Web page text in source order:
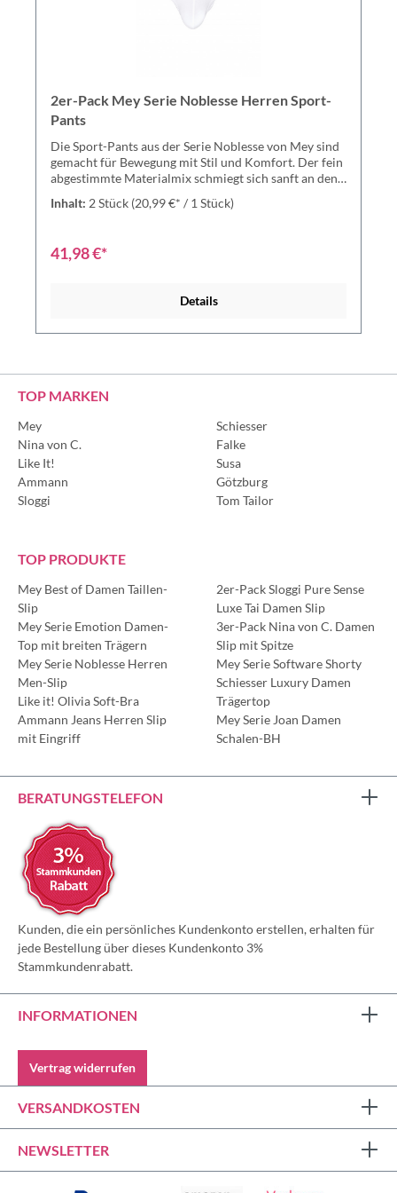
2er-Pack Mey Serie Noblesse Herren Sport-
Pants
Die Sport-Pants aus der Serie Noblesse von Mey sind
gemacht für Bewegung mit Stil und Komfort. Der fein
abgestimmte Materialmix schmiegt sich sanft an den
ohne Kompromisse. Der weiche Bund sitzt angenehm,
Entspannen – diese Pants bieten Halt, Leichtigkeit und
auf einen Blick: ✔ Elastischer Bund für angenehmen
Haptik ✔ Klimaregulierend und atmungsaktiv – ideal
Inhalt: 2 Stück (20,99 €* / 1 Stück)
41,98 €*
Details
TOP MARKEN
Mey
Nina von C.
Like It!
Ammann
Sloggi
Schiesser
Falke
Susa
Götzburg
Tom Tailor
TOP PRODUKTE
Mey Best of Damen Taillen-
Slip
Mey Serie Emotion Damen-
Top mit breiten Trägern
Mey Serie Noblesse Herren
Men-Slip
Like it! Olivia Soft-Bra
Ammann Jeans Herren Slip
mit Eingriff
2er-Pack Sloggi Pure Sense
Luxe Tai Damen Slip
3er-Pack Nina von C. Damen
Slip mit Spitze
Mey Serie Software Shorty
Schiesser Luxury Damen
Trägertop
Mey Serie Joan Damen
Schalen-BH
BERATUNGSTELEFON
Kunden, die ein persönliches Kundenkonto erstellen, erhalten für
jede Bestellung über dieses Kundenkonto 3%
Stammkundenrabatt.
INFORMATIONEN
Vertrag widerrufen
VERSANDKOSTEN
NEWSLETTER